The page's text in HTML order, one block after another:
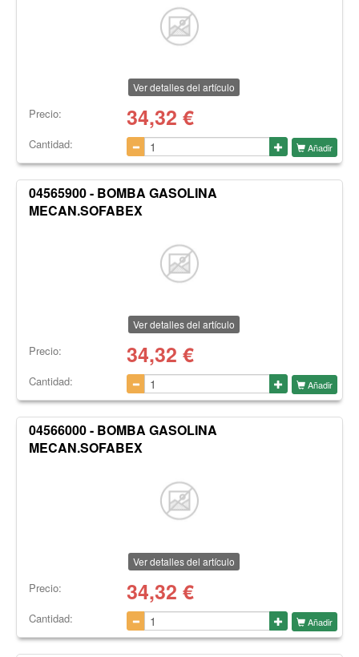
Ver detalles del artículo
Precio: 34,32 €
Cantidad: Añadir
04565900 - BOMBA GASOLINA
MECAN.SOFABEX
Ver detalles del artículo
Precio: 34,32 €
Cantidad: Añadir
04566000 - BOMBA GASOLINA
MECAN.SOFABEX
Ver detalles del artículo
Precio: 34,32 €
Cantidad: Añadir